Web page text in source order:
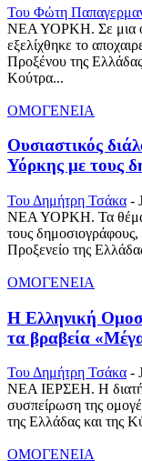
Του Φώτη
ΝΕΑ ΥΟΡΚΗ. Σε μια
εξελίχθηκε το
Προξένου της
Κούτρα...
ΟΜΟΓΕΝΕΙΑ
Ουσιαστικός
Υόρκης με τους
Του Δημήτρη Τσάκα -
ΝΕΑ ΥΟΡΚΗ. Τα
τους δημοσιογράφους,
Προξενείο της
ΟΜΟΓΕΝΕΙΑ
Η Ελληνική
τα βραβεία
Του Δημήτρη Τσάκα -
ΝΕΑ ΙΕΡΣΕΗ. Η
συσπείρωση της
της Ελλάδας και της
ΟΜΟΓΕΝΕΙΑ